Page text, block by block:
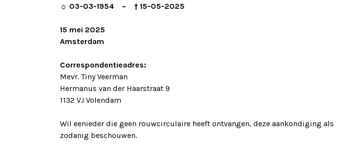
☼ 03-03-1954 ~ † 15-05-2025
15 mei 2025
Amsterdam
Correspondentieadres:
Mevr. Tiny Veerman
Hermanus van der Haarstraat 9
1132 VJ Volendam
Wil eenieder die geen rouwcirculaire heeft ontvangen, deze aankondiging als
zodanig beschouwen.